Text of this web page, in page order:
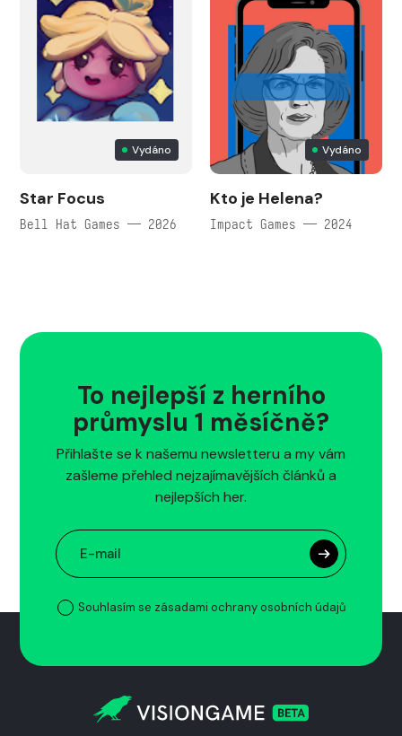
Vydáno
Star Focus
Bell Hat Games — 2026
Vydáno
Kto je Helena?
Impact Games — 2024
To nejlepší z herního
průmyslu 1 měsíčně?
Přihlašte se k našemu newsletteru a my vám
zašleme přehled nejzajímavějších článků a
nejlepších her.
Souhlasím se zásadami ochrany osobních údajů